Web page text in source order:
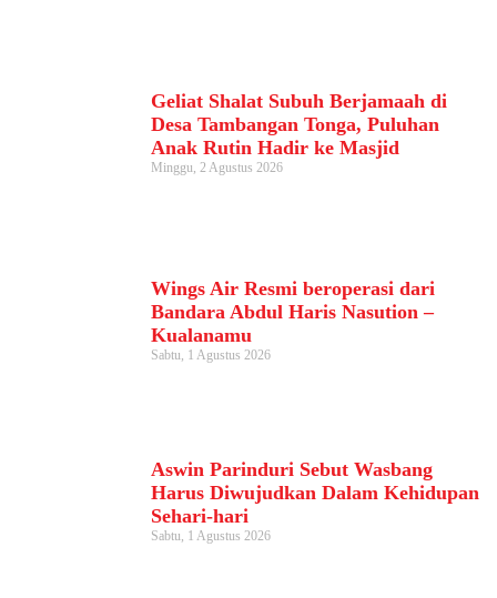
Geliat Shalat Subuh Berjamaah di
Desa Tambangan Tonga, Puluhan
Anak Rutin Hadir ke Masjid
Minggu, 2 Agustus 2026
Wings Air Resmi beroperasi dari
Bandara Abdul Haris Nasution –
Kualanamu
Sabtu, 1 Agustus 2026
Aswin Parinduri Sebut Wasbang
Harus Diwujudkan Dalam Kehidupan
Sehari-hari
Sabtu, 1 Agustus 2026